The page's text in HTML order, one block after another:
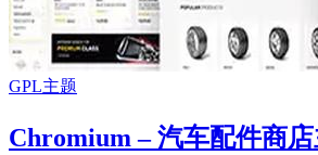
GPL主题
Chromium – 汽车配件商